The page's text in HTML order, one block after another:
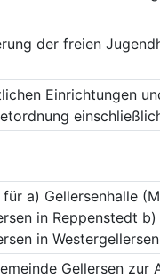
der freien
Einrichtungen
a) Gellersenhalle
in Reppenstedt
in Westergellersen
Gellersen